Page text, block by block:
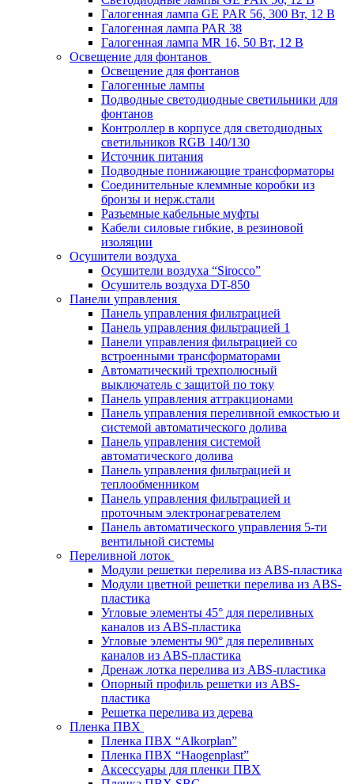
Галогенная лампа GE PAR 56, 300 Вт, 12 В
Галогенная лампа PAR 38
Галогенная лампа MR 16, 50 Вт, 12 В
Освещение для фонтанов
Освещение для фонтанов
Галогенные лампы
Подводные светодиодные светильники для
фонтанов
Контроллер в корпусе для светодиодных
светильников RGB 140/130
Источник питания
Подводные понижающие трансформаторы
Соединительные клеммные коробки из
бронзы и нерж.стали
Разъемные кабельные муфты
Кабели силовые гибкие, в резиновой
изоляции
Осушители воздуха
Осушители воздуха “Sirocco”
Осушитель воздуха DT-850
Панели управления
Панель управления фильтрацией
Панель управления фильтрацией 1
Панели управления фильтрацией cо
встроенными трансформаторами
Автоматический трехполюсный
выключатель с защитой по току
Панель управления аттракционами
Панель управления переливной емкостью и
системой автоматического долива
Панель управления системой
автоматического долива
Панель управления фильтрацией и
теплообменником
Панель управления фильтрацией и
проточным электронагревателем
Панель автоматического управления 5-ти
вентильной системы
Переливной лоток
Модули решетки перелива из ABS-пластика
Модули цветной решетки перелива из ABS-
пластика
Угловые элементы 45° для переливных
каналов из ABS-пластика
Угловые элементы 90° для переливных
каналов из ABS-пластика
Дренаж лотка перелива из ABS-пластика
Опорный профиль решетки из ABS-
пластика
Решетка перелива из дерева
Пленка ПВХ
Пленка ПВХ “Alkorplan”
Пленка ПВХ “Haogenplast”
Аксессуары для пленки ПВХ